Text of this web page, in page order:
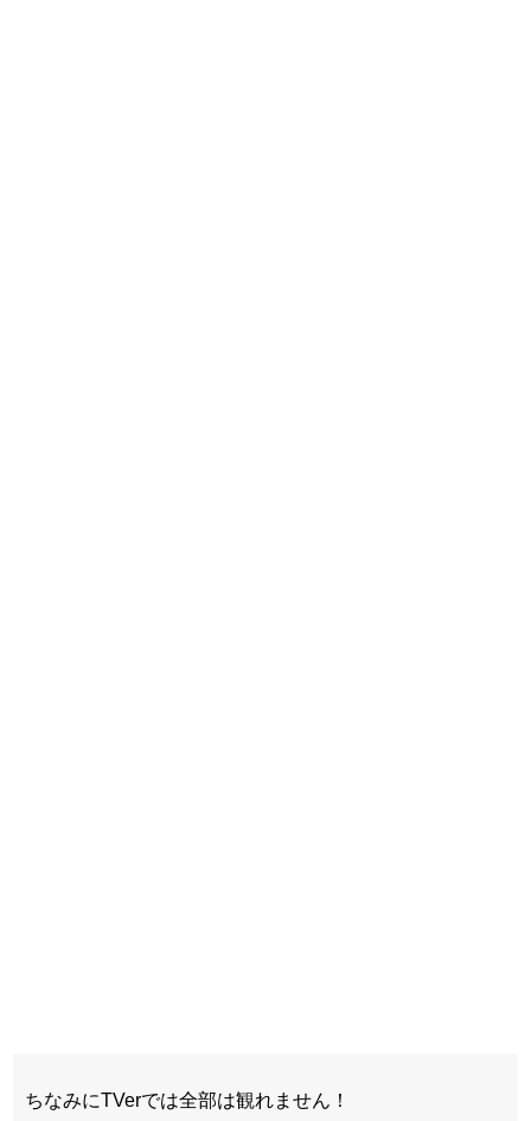
ちなみにTVerでは全部は観れません！